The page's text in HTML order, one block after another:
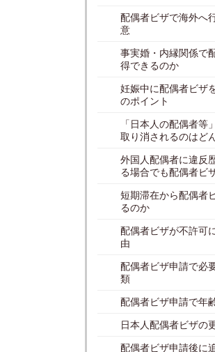
配偶者ビザで海外へ
意
事実婚・内縁関係で
得できるのか
妊娠中に配偶者ビザ
のポイント
「日本人の配偶者等
取り消されるのはど
外国人配偶者に違反
る場合でも配偶者ビ
短期滞在から配偶者
るのか
配偶者ビザが不許可
由
配偶者ビザ申請で必
類
配偶者ビザ申請で年
日本人配偶者ビザの
配偶者ビザ申請後に